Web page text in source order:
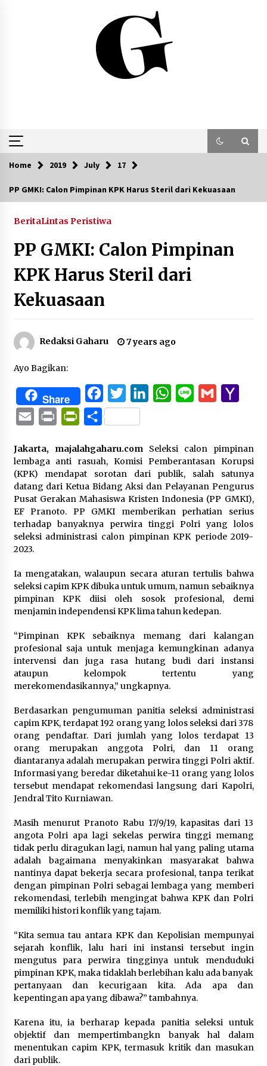
Home 2019 July 17
PP GMKI: Calon Pimpinan KPK Harus Steril dari Kekuasaan
BeritaLintas Peristiwa
PP GMKI: Calon Pimpinan
KPK Harus Steril dari
Kekuasaan
Redaksi Gaharu 7 years ago
Ayo Bagikan:
Share FacebookTwitterLinkedInWhatsApp
Line Gmail
Email Print PrintFriendly
Share
Jakarta, majalahgaharu.comSeleksi calon pimpinan
lembaga anti rasuah, Komisi Pemberantasan Korupsi
(KPK) mendapat sorotan dari publik, salah satunya
datang dari Ketua Bidang Aksi dan Pelayanan Pengurus
Pusat Gerakan Mahasiswa Kristen Indonesia (PP GMKI),
EF Pranoto. PP GMKI memberikan perhatian serius
terhadap banyaknya perwira tinggi Polri yang lolos
seleksi administrasi calon pimpinan KPK periode 2019-
2023.
Ia mengatakan, walaupun secara aturan tertulis bahwa
seleksi capim KPK dibuka untuk umum, namun sebaiknya
pimpinan KPK diisi oleh sosok profesional, demi
menjamin independensi KPK lima tahun kedepan.
“Pimpinan KPK sebaiknya memang dari kalangan
profesional saja untuk menjaga kemungkinan adanya
intervensi dan juga rasa hutang budi dari instansi
ataupun kelompok tertentu yang
merekomendasikannya,” ungkapnya.
Berdasarkan pengumuman panitia seleksi administrasi
capim KPK, terdapat 192 orang yang lolos seleksi dari 378
orang pendaftar. Dari jumlah yang lolos terdapat 13
orang merupakan anggota Polri, dan 11 orang
diantaranya adalah merupakan perwira tinggi Polri aktif.
Informasi yang beredar diketahui ke-11 orang yang lolos
tersebut mendapat rekomendasi langsung dari Kapolri,
Jendral Tito Kurniawan.
Masih menurut Pranoto Rabu 17/9/19, kapasitas dari 13
angota Polri apa lagi sekelas perwira tinggi memang
tidak perlu diragukan lagi, namun hal yang paling utama
adalah bagaimana menyakinkan masyarakat bahwa
nantinya dapat bekerja secara profesional, tanpa terikat
dengan pimpinan Polri sebagai lembaga yang memberi
rekomendasi, terlebih mengingat bahwa KPK dan Polri
memiliki histori konflik yang tajam.
“Kita semua tau antara KPK dan Kepolisian mempunyai
sejarah konflik, lalu hari ini instansi tersebut ingin
mengutus para perwira tingginya untuk menduduki
pimpinan KPK, maka tidaklah berlebihan kalu ada banyak
pertanyaan dan kecurigaan kita. Ada apa dan
kepentingan apa yang dibawa?” tambahnya.
Karena itu, ia berharap kepada panitia seleksi untuk
objektif dan mempertimbangkn banyak hal dalam
menentukan capim KPK, termasuk kritik dan masukan
dari publik.